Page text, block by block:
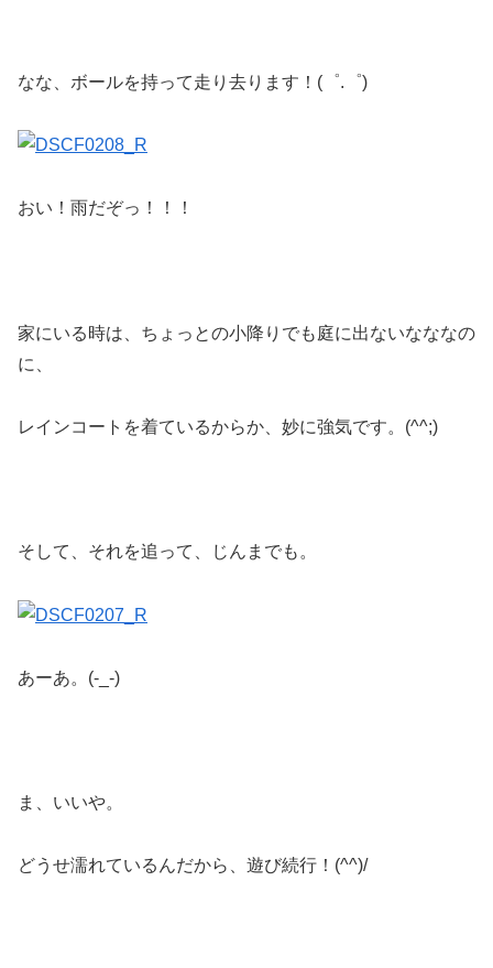
なな、ボールを持って走り去ります！(゜.゜)
おい！雨だぞっ！！！
家にいる時は、ちょっとの小降りでも庭に出ないなななの
に、
レインコートを着ているからか、妙に強気です。(^^;)
そして、それを追って、じんまでも。
あーあ。(-_-)
ま、いいや。
どうせ濡れているんだから、遊び続行！(^^)/